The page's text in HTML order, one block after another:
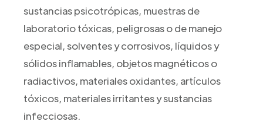
sustancias psicotrópicas, muestras de
laboratorio tóxicas, peligrosas o de manejo
especial, solventes y corrosivos, líquidos y
sólidos inflamables, objetos magnéticos o
radiactivos, materiales oxidantes, artículos
tóxicos, materiales irritantes y sustancias
infecciosas.